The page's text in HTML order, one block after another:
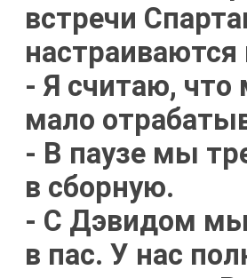
встречи
- Я считаю, что
мало
- В паузе мы
в сборную.
- С Дэвидом мы
в пас. У нас